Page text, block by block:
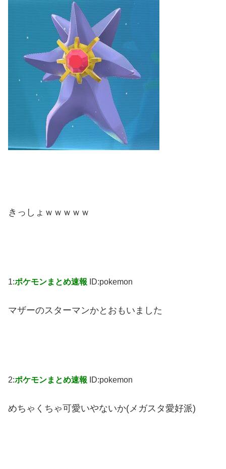
きっしょｗｗｗｗｗ
1:ポケモンまとめ速報 ID:pokemon
マザーのスターマンかとおもいました
2:ポケモンまとめ速報 ID:pokemon
めちゃくちゃ可愛いやないか(メガスタ愛好派)